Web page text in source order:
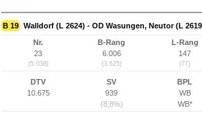
B 19 Walldorf (L 2624) - OD Wasungen, Neutor (L
Nr.
23
(5.038)
B-Rang
6.006
(3.625)
L-Rang
147
(77)
DTV
10.675
SV
939
(8,8%)
BPL
WB
WB*